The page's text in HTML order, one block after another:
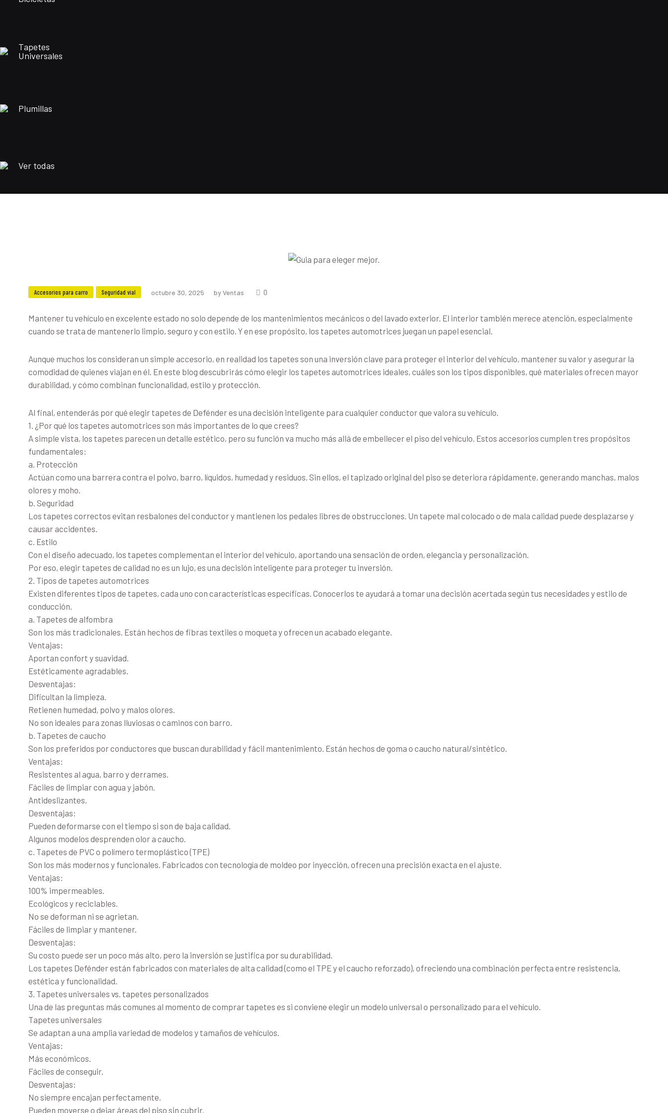
Tapetes
Universales
Plumillas
Ver todas
Accesorios para carro Seguridad vial octubre 30, 2025 by Ventas 0
Mantener tu vehículo en excelente estado no solo depende de los mantenimientos mecánicos o del lavado exterior. El interior también merece atención, especialmente
cuando se trata de mantenerlo limpio, seguro y con estilo. Y en ese propósito, los tapetes automotrices juegan un papel esencial.
Aunque muchos los consideran un simple accesorio, en realidad los tapetes son una inversión clave para proteger el interior del vehículo, mantener su valor y asegurar la
comodidad de quienes viajan en él. En este blog descubrirás cómo elegir los tapetes automotrices ideales, cuáles son los tipos disponibles, qué materiales ofrecen mayor
durabilidad, y cómo combinan funcionalidad, estilo y protección.
Al final, entenderás por qué elegir tapetes de Defénder es una decisión inteligente para cualquier conductor que valora su vehículo.
1. ¿Por qué los tapetes automotrices son más importantes de lo que crees?
A simple vista, los tapetes parecen un detalle estético, pero su función va mucho más allá de embellecer el piso del vehículo. Estos accesorios cumplen tres propósitos
fundamentales:
a. Protección
Actúan como una barrera contra el polvo, barro, líquidos, humedad y residuos. Sin ellos, el tapizado original del piso se deteriora rápidamente, generando manchas, malos
olores y moho.
b. Seguridad
Los tapetes correctos evitan resbalones del conductor y mantienen los pedales libres de obstrucciones. Un tapete mal colocado o de mala calidad puede desplazarse y
causar accidentes.
c. Estilo
Con el diseño adecuado, los tapetes complementan el interior del vehículo, aportando una sensación de orden, elegancia y personalización.
Por eso, elegir tapetes de calidad no es un lujo, es una decisión inteligente para proteger tu inversión.
2. Tipos de tapetes automotrices
Existen diferentes tipos de tapetes, cada uno con características específicas. Conocerlos te ayudará a tomar una decisión acertada según tus necesidades y estilo de
conducción.
a. Tapetes de alfombra
Son los más tradicionales. Están hechos de fibras textiles o moqueta y ofrecen un acabado elegante.
Ventajas:
Aportan confort y suavidad.
Estéticamente agradables.
Desventajas:
Dificultan la limpieza.
Retienen humedad, polvo y malos olores.
No son ideales para zonas lluviosas o caminos con barro.
b. Tapetes de caucho
Son los preferidos por conductores que buscan durabilidad y fácil mantenimiento. Están hechos de goma o caucho natural/sintético.
Ventajas:
Resistentes al agua, barro y derrames.
Fáciles de limpiar con agua y jabón.
Antideslizantes.
Desventajas:
Pueden deformarse con el tiempo si son de baja calidad.
Algunos modelos desprenden olor a caucho.
c. Tapetes de PVC o polímero termoplástico (TPE)
Son los más modernos y funcionales. Fabricados con tecnología de moldeo por inyección, ofrecen una precisión exacta en el ajuste.
Ventajas:
100% impermeables.
Ecológicos y reciclables.
No se deforman ni se agrietan.
Fáciles de limpiar y mantener.
Desventajas:
Su costo puede ser un poco más alto, pero la inversión se justifica por su durabilidad.
Los tapetes Defénder están fabricados con materiales de alta calidad (como el TPE y el caucho reforzado), ofreciendo una combinación perfecta entre resistencia,
estética y funcionalidad.
3. Tapetes universales vs. tapetes personalizados
Una de las preguntas más comunes al momento de comprar tapetes es si conviene elegir un modelo universal o personalizado para el vehículo.
Tapetes universales
Se adaptan a una amplia variedad de modelos y tamaños de vehículos.
Ventajas:
Más económicos.
Fáciles de conseguir.
Desventajas:
No siempre encajan perfectamente.
Pueden moverse o dejar áreas del piso sin cubrir.